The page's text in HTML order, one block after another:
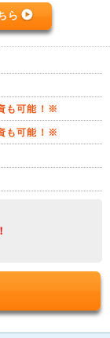
ら
も可能！※
も可能！※